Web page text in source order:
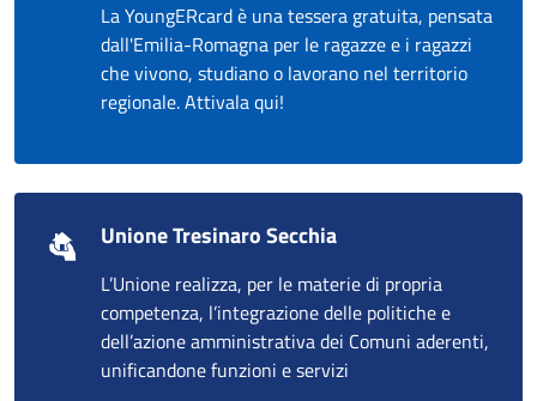
La YoungERcard è una tessera gratuita, pensata
dall'Emilia-Romagna per le ragazze e i ragazzi
che vivono, studiano o lavorano nel territorio
regionale. Attivala qui!
Unione Tresinaro Secchia
L’Unione realizza, per le materie di propria
competenza, l’integrazione delle politiche e
dell’azione amministrativa dei Comuni aderenti,
unificandone funzioni e servizi